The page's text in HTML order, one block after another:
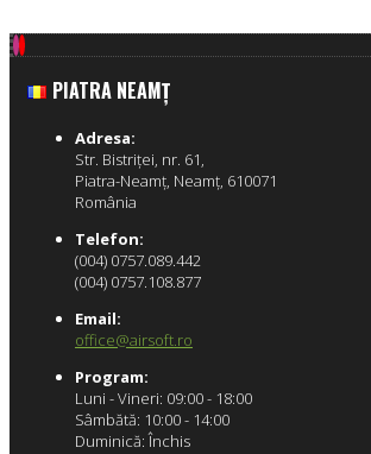
PIATRA NEAMŢ
Adresa:
Str. Bistriţei, nr. 61,
Piatra-Neamţ, Neamţ, 610071
România
Telefon:
(004) 0757.089.442
(004) 0757.108.877
Email:
office@airsoft.ro
Program:
Luni - Vineri: 09:00 - 18:00
Sâmbătă: 10:00 - 14:00
Duminică: Închis